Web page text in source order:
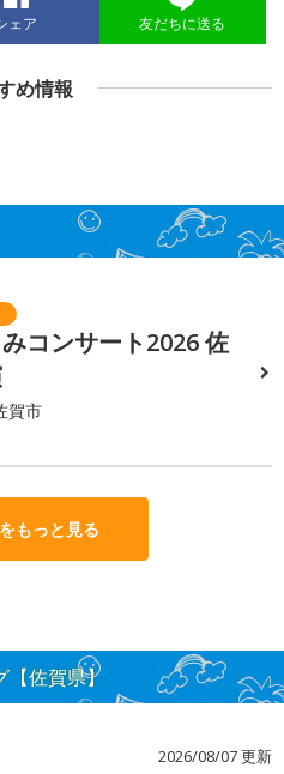
ェア 友だちに送る
め情報
コンサート2026 佐
賀市
もっと見る
【佐賀県】
2026/08/07 更新